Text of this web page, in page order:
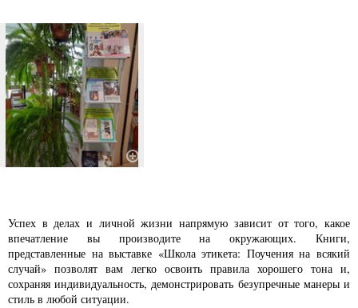
Успех в делах и личной жизни напрямую зависит от того, какое
впечатление вы производите на окружающих. Книги,
представленные на выставке «Школа этикета: Поучения на всякий
случай» позволят вам легко освоить правила хорошего тона и,
сохраняя индивидуальность, демонстрировать безупречные манеры и
стиль в любой ситуации.